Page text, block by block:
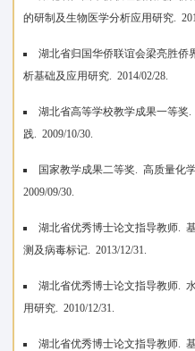
的研制及生物医学分析应用研究.
湖北省归国华侨联谊会梁亮胜
析基础及应用研究. 2014/02/28.
湖北省高等学校教学成果一等
践. 2009/10/30.
国家教学成果二等奖. 高质量化
2009/09/30.
湖北省优秀博士论文指导教师.
测及病毒标记. 2013/12/31.
湖北省优秀博士论文指导教师.
用研究. 2010/12/31.
湖北省优秀博士论文指导教师.